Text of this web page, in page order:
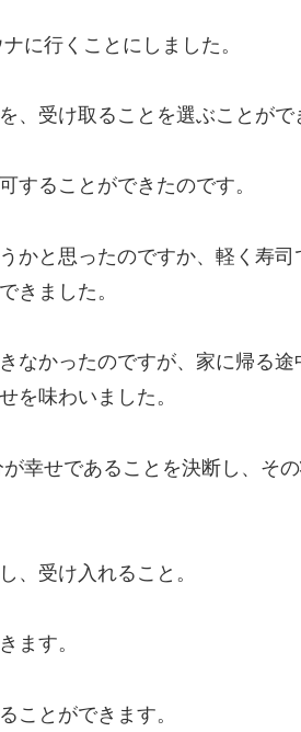
に行くことにしました。
、受け取ることを選ぶことがで
することができたのです。
かと思ったのですか、軽く寿
きました。
なかったのですが、家に帰る
を味わいました。
幸せであることを決断し、そ
、受け入れること。
ます。
ことができます。